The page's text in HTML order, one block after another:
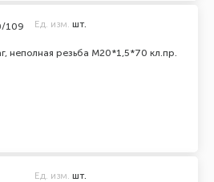
неполная резьба М20*1,5*70 кл.пр.
109 Ед. изм. шт.
Ед. изм. шт.